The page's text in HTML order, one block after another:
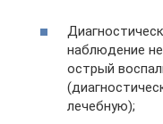
наблюдение
острый
лечебную);